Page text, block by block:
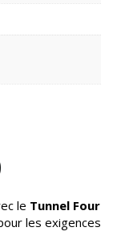
le Tunnel Four
les exigences